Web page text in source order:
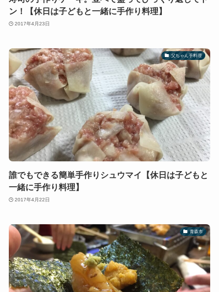
ン！【休日は子どもと一緒に手作り料理】
2017年4月23日
父ちゃん手料理
誰でもできる簡単手作りシュウマイ【休日は子どもと
一緒に手作り料理】
2017年4月22日
青森市